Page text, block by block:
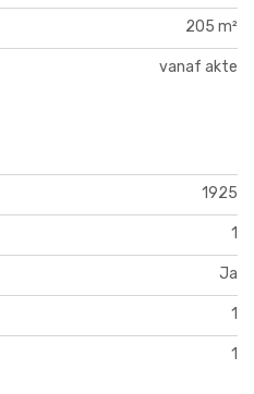
205 m²
vanaf akte
1925
1
Ja
1
1